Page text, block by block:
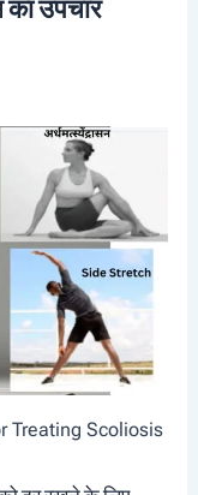
का उपचार
Treating Scoliosis